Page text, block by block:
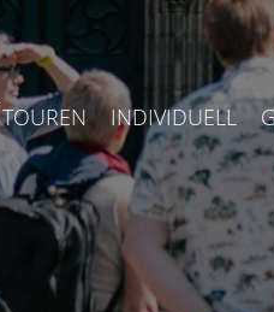
TOUREN INDIVIDUELL